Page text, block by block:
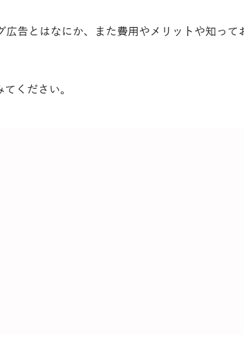
告とはなにか、また費用やメリットや知って
ください。